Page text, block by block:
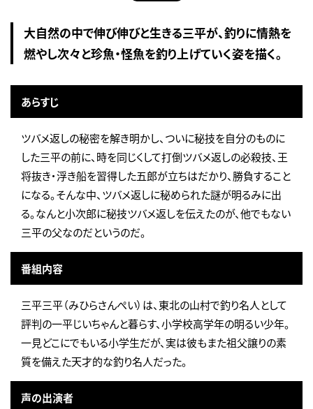
大自然の中で伸び伸びと生きる三平が、釣りに情熱を
燃やし次々と珍魚・怪魚を釣り上げていく姿を描く。
あらすじ
ツバメ返しの秘密を解き明かし、ついに秘技を自分のものに
した三平の前に、時を同じくして打倒ツバメ返しの必殺技、王
将抜き・浮き船を習得した五郎が立ちはだかり、勝負すること
になる。そんな中、ツバメ返しに秘められた謎が明るみに出
る。なんと小次郎に秘技ツバメ返しを伝えたのが、他でもない
三平の父なのだというのだ。
番組内容
三平三平（みひらさんぺい）は、東北の山村で釣り名人として
評判の一平じいちゃんと暮らす、小学校高学年の明るい少年。
一見どこにでもいる小学生だが、実は彼もまた祖父譲りの素
質を備えた天才的な釣り名人だった。
声の出演者